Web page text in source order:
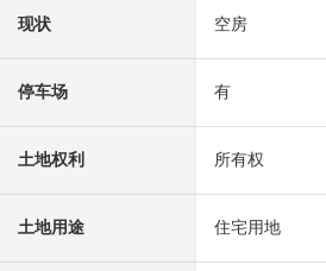
现状 空房
停车场 有
土地权利 所有权
土地用途 住宅用地